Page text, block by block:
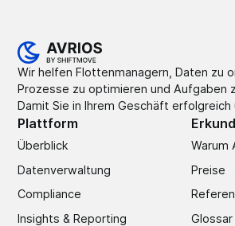
Wir helfen Flottenmanagern, Daten zu
Prozesse zu optimieren und Aufgaben
Damit Sie in Ihrem Geschäft
Plattform
Überblick
Datenverwaltung
Compliance
Insights & Reporting
Warum
Preise
Glossar